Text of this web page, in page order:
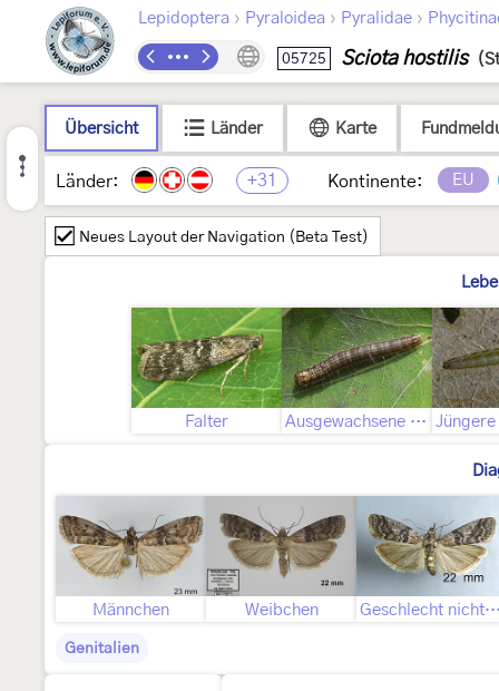
Lepidoptera › Pyraloidea › Pyralidae ›
05725 Sciota hostilis
Übersicht Länder Karte
Länder: +31 Kontinente: EU
Neues Layout der Navigation (Beta Test)
Falter Ausgewachsene Raupe
Männchen Weibchen Geschlecht nicht
Genitalien